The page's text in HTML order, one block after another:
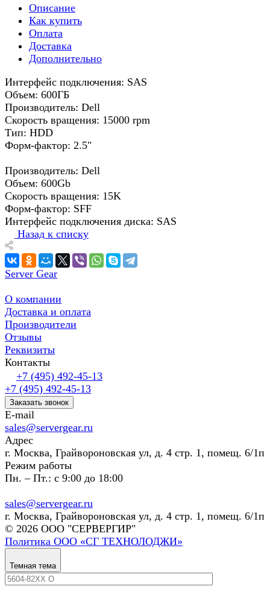
Описание
Как купить
Оплата
Доставка
Дополнительно
Интерфейс подключения: SAS
Объем: 600ГБ
Производитель: Dell
Скорость вращения: 15000 rpm
Тип: HDD
Форм-фактор: 2.5"
Производитель: Dell
Объем: 600Gb
Скорость вращения: 15K
Форм-фактор: SFF
Интерфейс подключения диска: SAS
Назад к списку
Server Gear
О компании
Доставка и оплата
Производители
Отзывы
Реквизиты
Контакты
+7 (495) 492-45-13
+7 (495) 492-45-13
Заказать звонок
E-mail
sales@servergear.ru
Адрес
г. Москва, Грайвороновская ул, д. 4 стр. 1, помещ. 6/1п
Режим работы
Пн. – Пт.: с 9:00 до 18:00
sales@servergear.ru
г. Москва, Грайвороновская ул, д. 4 стр. 1, помещ. 6/1п
© 2026 ООО "СЕРВЕРГИР"
Политика ООО «СГ ТЕХНОЛОДЖИ»
Темная тема